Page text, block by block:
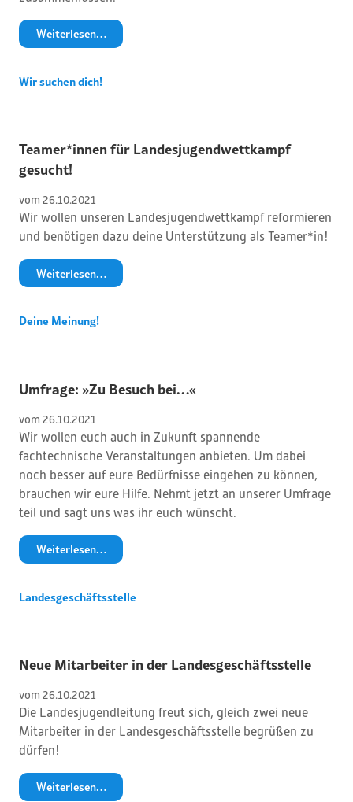
Weiterlesen…
Wir suchen dich!
Teamer*innen für Landesjugendwettkampf
gesucht!
vom 26.10.2021
Wir wollen unseren Landesjugendwettkampf reformieren
und benötigen dazu deine Unterstützung als Teamer*in!
Weiterlesen…
Deine Meinung!
Umfrage: »Zu Besuch bei…«
vom 26.10.2021
Wir wollen euch auch in Zukunft spannende
fachtechnische Veranstaltungen anbieten. Um dabei
noch besser auf eure Bedürfnisse eingehen zu können,
brauchen wir eure Hilfe. Nehmt jetzt an unserer Umfrage
teil und sagt uns was ihr euch wünscht.
Weiterlesen…
Landesgeschäftsstelle
Neue Mitarbeiter in der Landesgeschäftsstelle
vom 26.10.2021
Die Landesjugendleitung freut sich, gleich zwei neue
Mitarbeiter in der Landesgeschäftsstelle begrüßen zu
dürfen!
Weiterlesen…